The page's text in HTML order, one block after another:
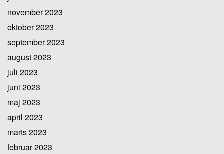
november 2023
oktober 2023
september 2023
august 2023
juli 2023
juni 2023
maj 2023
april 2023
marts 2023
februar 2023